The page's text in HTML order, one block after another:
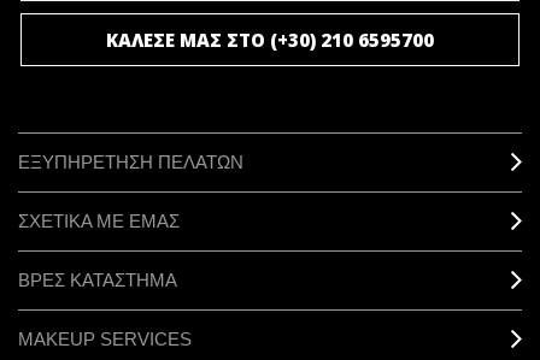
ΚΑΛΕΣΕ ΜΑΣ ΣΤΟ (+30) 210 6595700
ΕΞΥΠΗΡΕΤΗΣΗ ΠΕΛΑΤΩΝ
ΣΧΕΤΙΚΑ ΜΕ ΕΜΑΣ
ΒΡΕΣ ΚΑΤΑΣΤΗΜΑ
MAKEUP SERVICES